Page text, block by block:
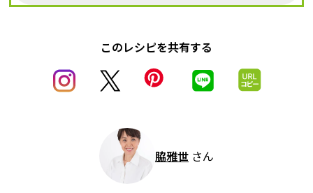
このレシピを共有する
脇雅世 さん